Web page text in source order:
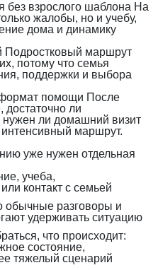
без взрослого шаблона На
жалобы, но и учебу,
дома и динамику
Подростковый маршрут
потому что семья
поддержки и выбора
помощи После
достаточно ли
нужен ли домашний визит
маршрут.
уже нужен отдельная
учеба,
контакт с семьей
обычные разговоры и
удерживать ситуацию
что происходит:
состояние,
тяжелый сценарий